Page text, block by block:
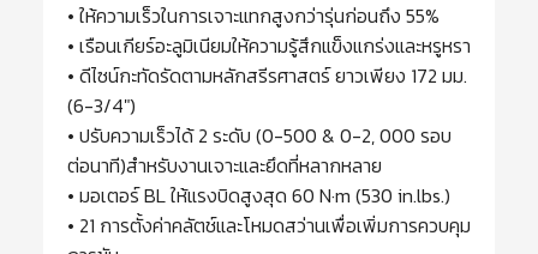
• ให้ความเร็วในการเจาะแทกสูงกว่ารุ่นก่อนถึง 55%
• เรือนเกียร์อะลูมิเนียมให้ความรู้สึกแข็งแกร่งและหรูหรา
• ดีไซน์กะทัดรัดตามหลักสรีรศาสตร์ ยาวเพียง 172 มม.
(6-3/4″)
• ปรับความเร็วได้ 2 ระดับ (0-500 & 0-2, 000 รอบ
ต่อนาที)สำหรับงานเจาะและยึดที่หลากหลาย
• มอเตอร์ BL ให้แรงบิดสูงสุด 60 N·m (530 in.lbs.)
• 21 การตั้งค่าคลัตช์และโหมดสว่านเพื่อเพิ่มการควบคุม